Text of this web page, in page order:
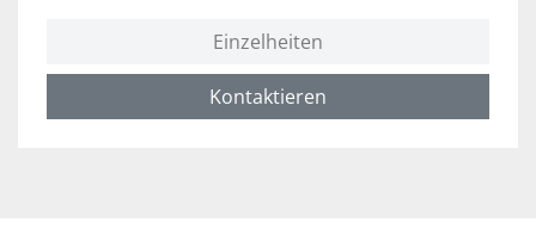
Einzelheiten
Kontaktieren